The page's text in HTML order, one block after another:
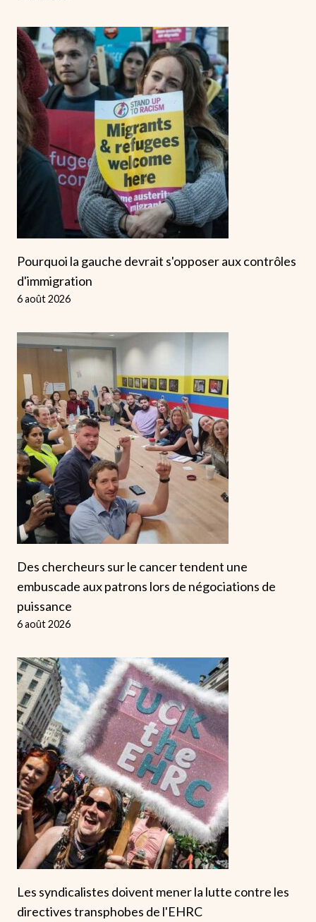
Pourquoi la gauche devrait s'opposer aux contrôles
d'immigration
6 août 2026
Des chercheurs sur le cancer tendent une
embuscade aux patrons lors de négociations de
puissance
6 août 2026
Les syndicalistes doivent mener la lutte contre les
directives transphobes de l'EHRC